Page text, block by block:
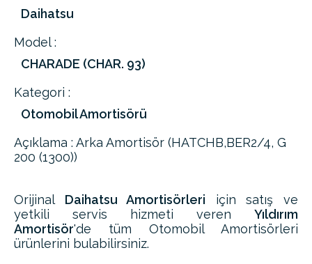
Daihatsu
Model :
CHARADE (CHAR. 93)
Kategori :
Otomobil Amortisörü
Açıklama : Arka Amortisör (HATCHB,BER2/4, G
200 (1300))
Orijinal Daihatsu Amortisörleri için satış ve
yetkili servis hizmeti veren Yıldırım
Amortisör'de tüm Otomobil Amortisörleri
ürünlerini bulabilirsiniz.